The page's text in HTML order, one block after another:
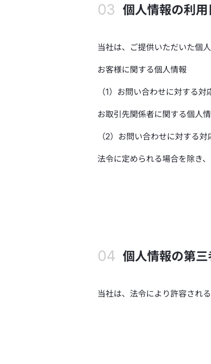
個人情報の利
当社は、ご提供いただいた個
お客様に関する個人情報
（1）お問い合わせに対する
お取引先関係者に関する個人
（2）お問い合わせに対する
法令に定められる場合を除き
個人情報の第
当社は、法令により許容され